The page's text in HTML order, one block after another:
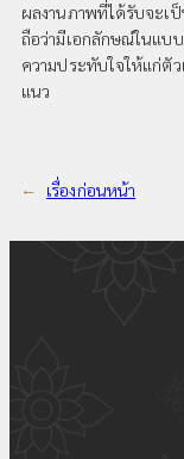
ผลงานภาพที่ได้รับจะเ
ถือว่ามีเอกลักษณ์ในแบ
ความประทับใจให้แก่ตั
แนว
← เรื่องก่อนหน้า